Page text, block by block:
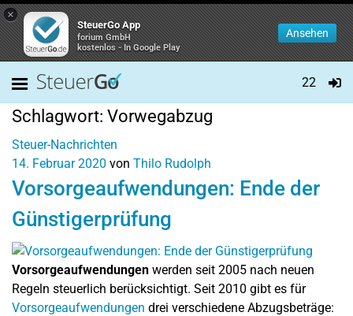
×
SteuerGo App
forium GmbH
kostenlos - In Google Play
Ansehen
22
Schlagwort: Vorwegabzug
Steuer-Nachrichten
14. Februar 2020 von Thilo Rudolph
Vorsorgeaufwendungen: Ende der
Günstigerprüfung
Vorsorgeaufwendungen werden seit 2005 nach neuen
Regeln steuerlich berücksichtigt. Seit 2010 gibt es für
Vorsorgeaufwendungen drei verschiedene Abzugsbeträge: